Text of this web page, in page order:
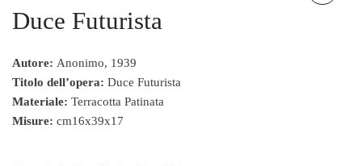
Duce Futurista
Autore: Anonimo, 1939
Titolo dell’opera: Duce Futurista
Materiale: Terracotta Patinata
Misure: cm16x39x17